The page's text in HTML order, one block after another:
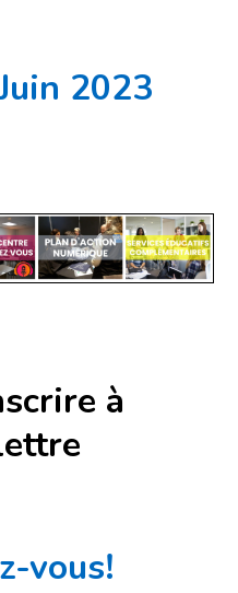
2023
à
vous!